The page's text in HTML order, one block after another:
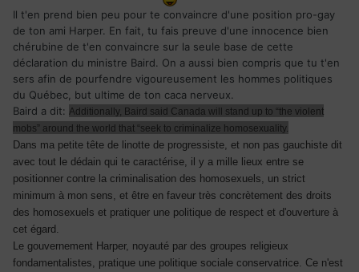
Il t'en prend bien peu pour te convaincre d'une position pro-gay
de ton ami Harper. En fait, tu fais preuve d'une innocence bien
chérubine de t'en convaincre sur la seule base de cette
déclaration du ministre Baird. On a aussi bien compris que tu t'en
sers afin de pourfendre vigoureusement les hommes politiques
du Québec, but ultime de ton caca nerveux.
Baird a dit: Additionally, Baird said Canada will stand up to “the violent
mobs” around the world that “seek to criminalize homosexuality.
Dans ma petite tête de linotte de progressiste, et non pas gauchiste dit
avec tout le dédain qui te caractérise, il y a mille lieux entre se
positionner contre la criminalisation des homosexuels, un strict
minimum à mon sens, et être en faveur très concrètement des droits
des homosexuels et pratiquer une politique de respect et d'ouverture à
cet égard.
Le gouvernement Harper, noyauté par des groupes religieux
fondamentalistes, pratique une politique sociale conservatrice. Ce n'est